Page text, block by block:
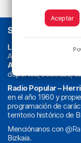
SOBRE
La radio sin cadenas
Actualidad y
Athletic
deportes, sociedad,
Radio Popular –
en el año 1960 y
programación de
territorio histórico de
Menciónanos con
Bizkaia.
Aceptar